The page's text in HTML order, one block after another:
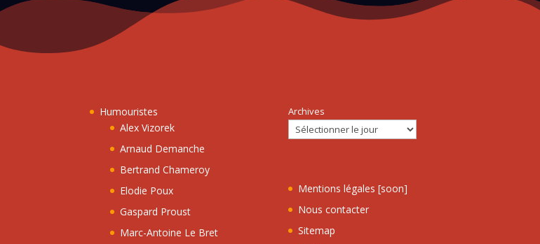
Humouristes
Alex Vizorek
Arnaud Demanche
Bertrand Chameroy
Elodie Poux
Gaspard Proust
Marc-Antoine Le Bret
Archives
Mentions légales [soon]
Nous contacter
Sitemap